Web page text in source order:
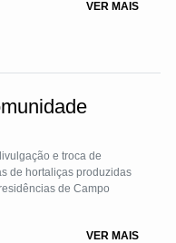
VER MAIS
e troca de
de Campo
VER MAIS